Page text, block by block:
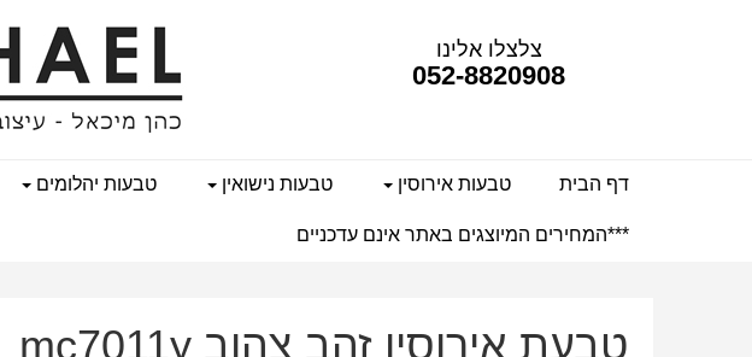
צלצלו אלינו
052-8820908
דף הבית טבעות אירוסין טבעות נישואין טבעות יהלומים
***המחירים המיוצגים באתר אינם עדכניים
טבעת אירוסין זהב צהוב mc7011y